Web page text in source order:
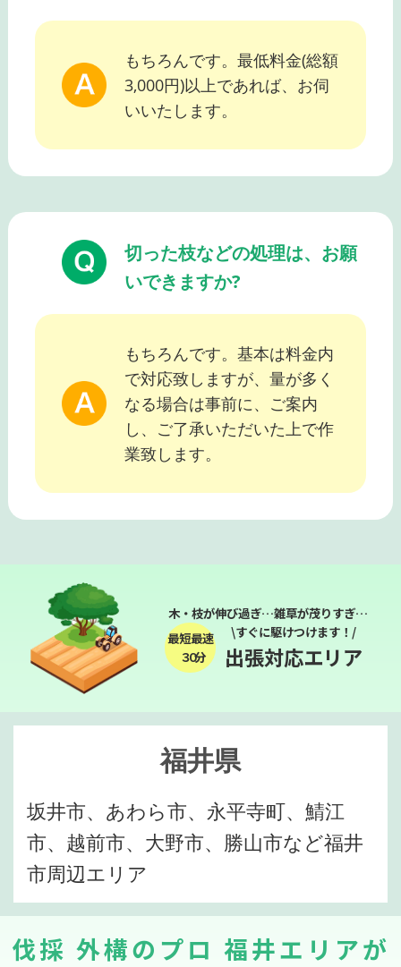
もちろんです。最低料金(総額
3,000円)以上であれば、お伺
いいたします。
切った枝などの処理は、お願
いできますか?
もちろんです。基本は料金内
で対応致しますが、量が多く
なる場合は事前に、ご案内
し、ご了承いただいた上で作
業致します。
木・枝が伸び過ぎ…雑草が茂りすぎ…
最短最速
３０分
\すぐに駆けつけます！/
出張対応エリア
福井県
坂井市、あわら市、永平寺町、鯖江
市、越前市、大野市、勝山市など福井
市周辺エリア
伐採 外構のプロ 福井エリアが